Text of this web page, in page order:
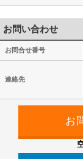
お問い合わせ
お問合せ番号
連絡先